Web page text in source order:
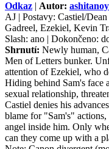
Odkaz | Autor:
AJ | Postavy: Castiel/
Gadreel, Ezekiel, Kevin
Slash: ano | Dokončeno:
Shrnutí: Newly human,
Men of Letters bunker.
attention of Ezekiel, who
Hiding behind Sam's face
sexual relationship,
Castiel denies his
blame for "Sam's"
angel inside him. Only
can they come up with a